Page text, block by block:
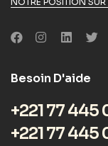
Besoin D'aide
+221 77 445
+221 77 445